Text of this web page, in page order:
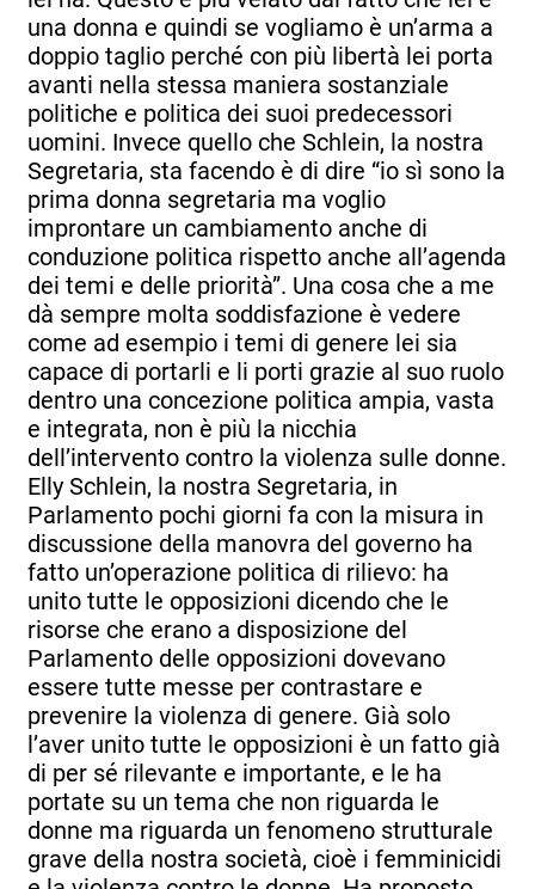
una donna e quindi se vogliamo è un’arma a
doppio taglio perché con più libertà lei porta
avanti nella stessa maniera sostanziale
politiche e politica dei suoi predecessori
uomini. Invece quello che Schlein, la nostra
Segretaria, sta facendo è di dire “io sì sono la
prima donna segretaria ma voglio
improntare un cambiamento anche di
conduzione politica rispetto anche all’agenda
dei temi e delle priorità”. Una cosa che a me
dà sempre molta soddisfazione è vedere
come ad esempio i temi di genere lei sia
capace di portarli e li porti grazie al suo ruolo
dentro una concezione politica ampia, vasta
e integrata, non è più la nicchia
dell’intervento contro la violenza sulle donne.
Elly Schlein, la nostra Segretaria, in
Parlamento pochi giorni fa con la misura in
discussione della manovra del governo ha
fatto un’operazione politica di rilievo: ha
unito tutte le opposizioni dicendo che le
risorse che erano a disposizione del
Parlamento delle opposizioni dovevano
essere tutte messe per contrastare e
prevenire la violenza di genere. Già solo
l’aver unito tutte le opposizioni è un fatto già
di per sé rilevante e importante, e le ha
portate su un tema che non riguarda le
donne ma riguarda un fenomeno strutturale
grave della nostra società, cioè i femminicidi